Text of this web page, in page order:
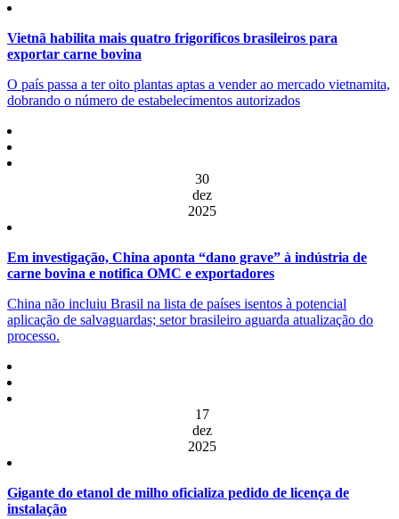
Vietnã habilita mais quatro frigoríficos brasileiros para
exportar carne bovina
O país passa a ter oito plantas aptas a vender ao mercado vietnamita,
dobrando o número de estabelecimentos autorizados
30
dez
2025
Em investigação, China aponta “dano grave” à indústria de
carne bovina e notifica OMC e exportadores
China não incluiu Brasil na lista de países isentos à potencial
aplicação de salvaguardas; setor brasileiro aguarda atualização do
processo.
17
dez
2025
Gigante do etanol de milho oficializa pedido de licença de
instalação